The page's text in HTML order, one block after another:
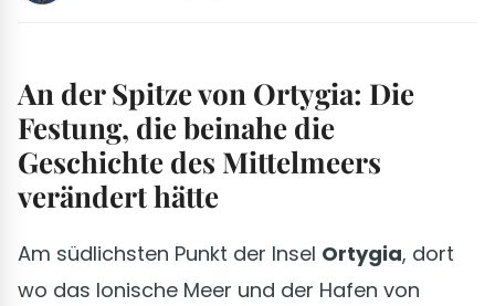
An der Spitze von Ortygia: Die
Festung, die beinahe die
Geschichte des Mittelmeers
verändert hätte
Am südlichsten Punkt der Insel Ortygia, dort
wo das Ionische Meer und der Hafen von